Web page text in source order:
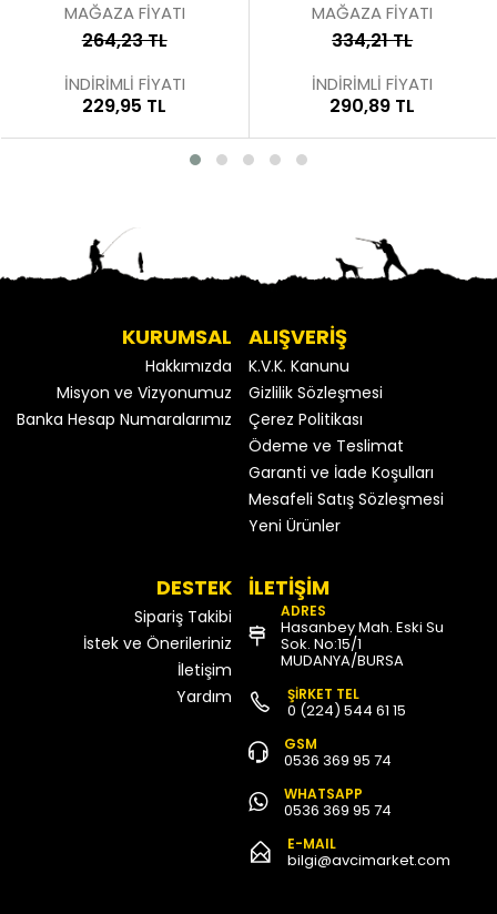
MAĞAZA FİYATI
264,23 TL
İNDİRİMLİ FİYATI
229,95 TL
MAĞAZA FİYATI
334,21 TL
İNDİRİMLİ FİYATI
290,89 TL
KURUMSAL
Hakkımızda
Misyon ve Vizyonumuz
Banka Hesap Numaralarımız
ALIŞVERİŞ
K.V.K. Kanunu
Gizlilik Sözleşmesi
Çerez Politikası
Ödeme ve Teslimat
Garanti ve İade Koşulları
Mesafeli Satış Sözleşmesi
Yeni Ürünler
DESTEK
Sipariş Takibi
İstek ve Önerileriniz
İletişim
Yardım
İLETİŞİM
ADRES
Hasanbey Mah. Eski Su
Sok. No:15/1
MUDANYA/BURSA
ŞİRKET TEL
0 (224) 544 61 15
GSM
0536 369 95 74
WHATSAPP
0536 369 95 74
E-MAIL
bilgi@avcimarket.com